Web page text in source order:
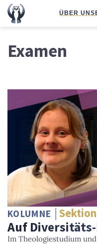
ÜBER UNS
Examen
KOLUMNE
Auf
Im Theologiestudium